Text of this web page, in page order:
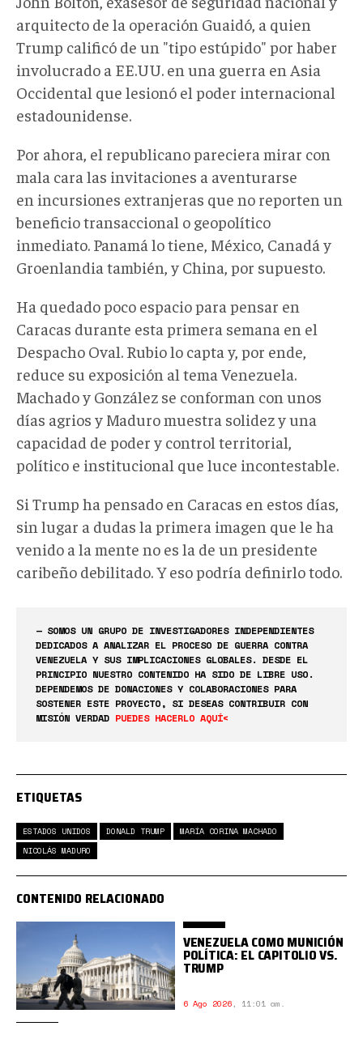
arquitecto de la operación Guaidó, a quien
Trump calificó de un "tipo estúpido" por haber
involucrado a EE.UU. en una guerra en Asia
Occidental que lesionó el poder internacional
estadounidense.
Por ahora, el republicano pareciera mirar con
mala cara las invitaciones a aventurarse
en incursiones extranjeras que no reporten un
beneficio transaccional o geopolítico
inmediato. Panamá lo tiene, México, Canadá y
Groenlandia también, y China, por supuesto.
Ha quedado poco espacio para pensar en
Caracas durante esta primera semana en el
Despacho Oval. Rubio lo capta y, por ende,
reduce su exposición al tema Venezuela.
Machado y González se conforman con unos
días agrios y Maduro muestra solidez y una
capacidad de poder y control territorial,
político e institucional que luce incontestable.
Si Trump ha pensado en Caracas en estos días,
sin lugar a dudas la primera imagen que le ha
venido a la mente no es la de un presidente
caribeño debilitado. Y eso podría definirlo todo.
— SOMOS UN GRUPO DE INVESTIGADORES INDEPENDIENTES
DEDICADOS A ANALIZAR EL PROCESO DE GUERRA CONTRA
VENEZUELA Y SUS IMPLICACIONES GLOBALES. DESDE EL
PRINCIPIO NUESTRO CONTENIDO HA SIDO DE LIBRE USO.
DEPENDEMOS DE DONACIONES Y COLABORACIONES PARA
SOSTENER ESTE PROYECTO, SI DESEAS CONTRIBUIR CON
MISIÓN VERDAD PUEDES HACERLO AQUÍ<
ETIQUETAS
ESTADOS UNIDOS DONALD TRUMP
MARÍA CORINA MACHADO
NICOLÁS MADURO
CONTENIDO RELACIONADO
VENEZUELA COMO MUNICIÓN
POLÍTICA: EL CAPITOLIO VS.
TRUMP
6 Ago 2026, 11:01 am.